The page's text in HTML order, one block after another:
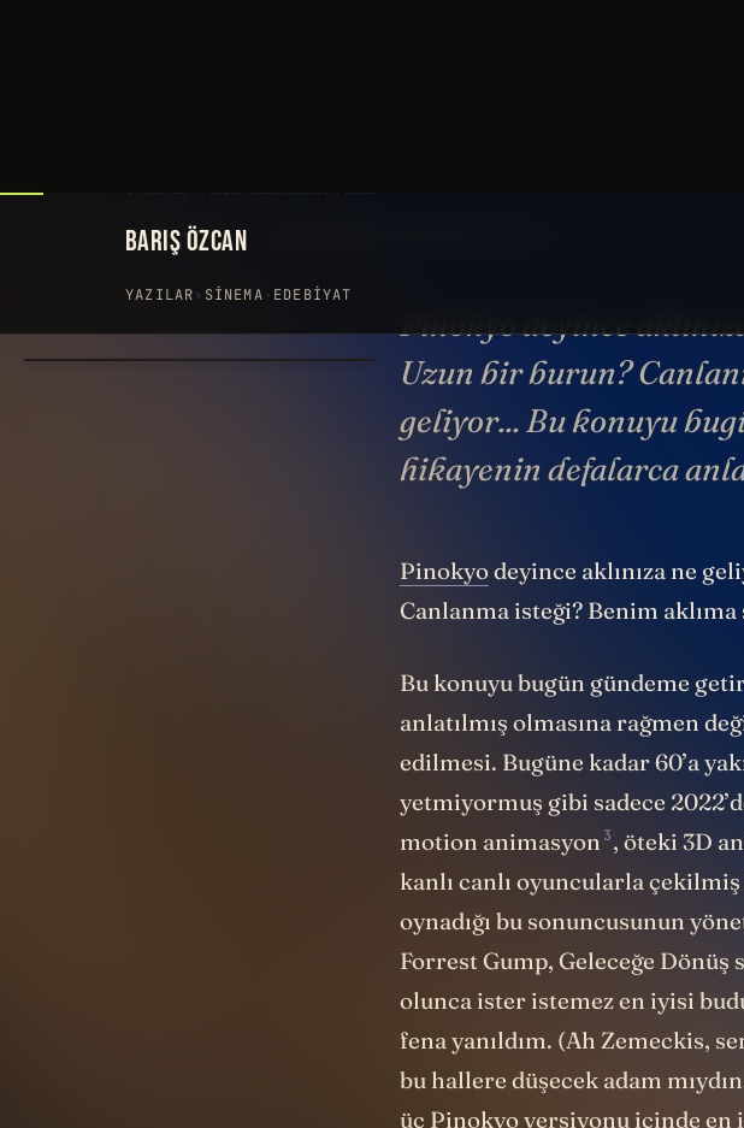
Uzun bir burun?
geliyor... Bu konuyu
hikayenin defalarca
Pinokyo deyince aklınıza ne
Canlanma isteği? Benim aklıma
Bu konuyu bugün gündeme
anlatılmış olmasına rağmen
edilmesi. Bugüne kadar60’a
yetmiyormuş gibi sadece
motion animasyon 3 , öteki 3D
kanlı canlı oyuncularla
oynadığı bu sonuncusunun
Forrest Gump, Geleceğe
olunca ister istemez en iyisi
fena yanıldım. (Ah Zemeckis,
bu hallere düşecek adam
üç Pinokyo versiyonu içinde en